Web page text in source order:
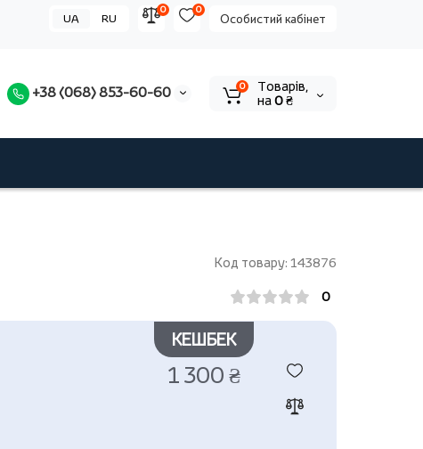
Особистий кабінет
0
0
UA RU
+38 (068) 853-60-60 0
Tоварів,
на0 ₴
Код товару: 143876
0
КЕШБЕК
1 300 ₴